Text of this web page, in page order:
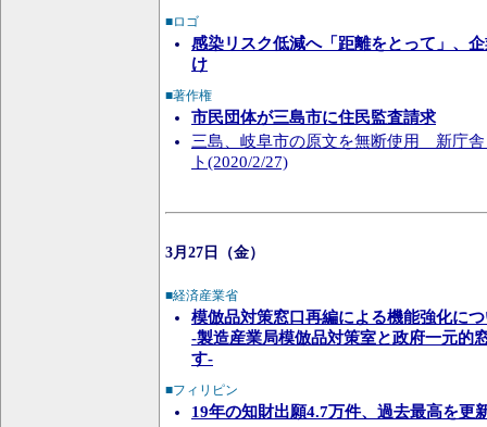
■ロゴ
感染リスク低減へ「距離をとって」、
け
■著作権
市民団体が三島市に住民監査請求
三島、岐阜市の原文を無断使用 新庁
ト(2020/2/27)
3月27日（金）
■経済産業省
模倣品対策窓口再編による機能強化に
-製造産業局模倣品対策室と政府一元的
す-
■フィリピン
19年の知財出願4.7万件、過去最高を更